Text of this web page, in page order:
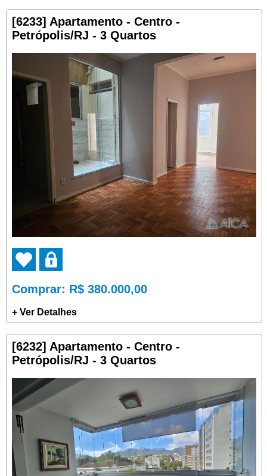
[6233] Apartamento - Centro -
Petrópolis/RJ - 3 Quartos
Comprar: R$ 380.000,00
+ Ver Detalhes
[6232] Apartamento - Centro -
Petrópolis/RJ - 3 Quartos